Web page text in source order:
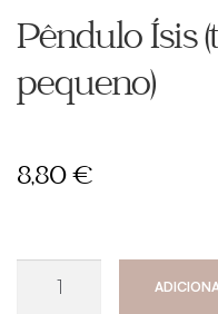
Pêndulo Ísis
pequeno)
8,80€